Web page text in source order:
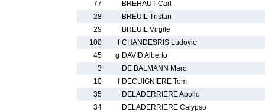
77
BREHAUT Carl
28
BREUIL Tristan
29
BREUIL Virgile
100
f CHANDESRIS Ludovic
45
g DAVID Alberto
3
DE BALMANN Marc
10
f DECUIGNIERE Tom
35
DELADERRIERE Apollo
34
DELADERRIERE Calypso